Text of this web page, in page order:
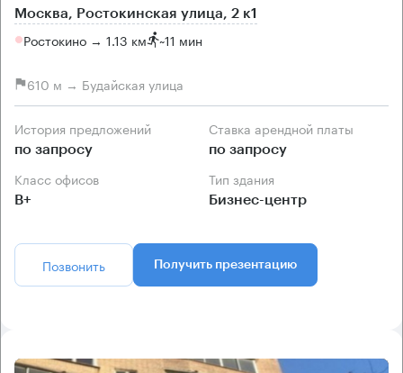
Москва, Ростокинская улица, 2 к1
Ростокино → 1.13 км ~11 мин
610 м → Будайская улица
История предложений
по запросу
Ставка арендной платы
по запросу
Класс офисов
B+
Тип здания
Бизнес-центр
Позвонить Получить презентацию